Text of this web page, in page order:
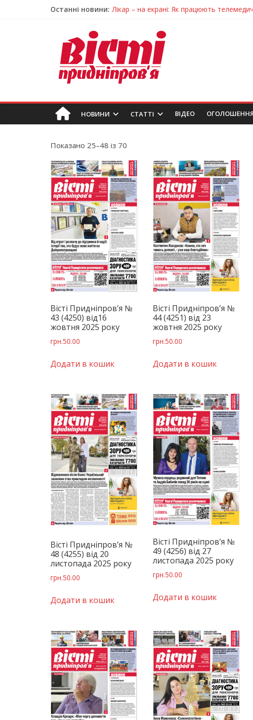
Останні новини: Лікар – на екрані: Як працюють
Пошуки тривають: на
Ветерани Дніпропетровщини отримують
Говорити про воду без паніки: чому
НОВИНИ СТАТТІ ВIДЕО ОГОЛОШЕННЯ
Показано 25–48 із 70
Вісті Придніпров’я №
43 (4250) від16
жовтня 2025 року
грн.50.00
Додати в кошик
Вісті Придніпров’я №
44 (4251) від 23
жовтня 2025 року
грн.50.00
Додати в кошик
Вісті Придніпров’я №
48 (4255) від 20
листопада 2025 року
грн.50.00
Додати в кошик
Вісті Придніпров’я №
49 (4256) від 27
листопада 2025 року
грн.50.00
Додати в кошик